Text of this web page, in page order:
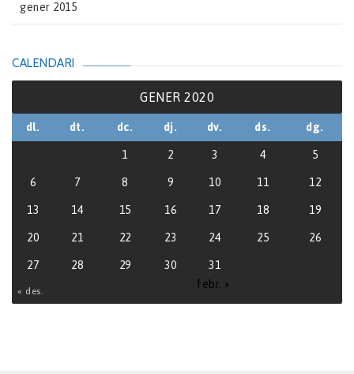
gener 2015
CALENDARI
GENER 2020
dl. dt. dc. dj. dv. ds. dg.
« des.
febr. »
1 2 3 4 5
6 7 8 9 10 11 12
13 14 15 16 17 18 19
20 21 22 23 24 25 26
27 28 29 30 31